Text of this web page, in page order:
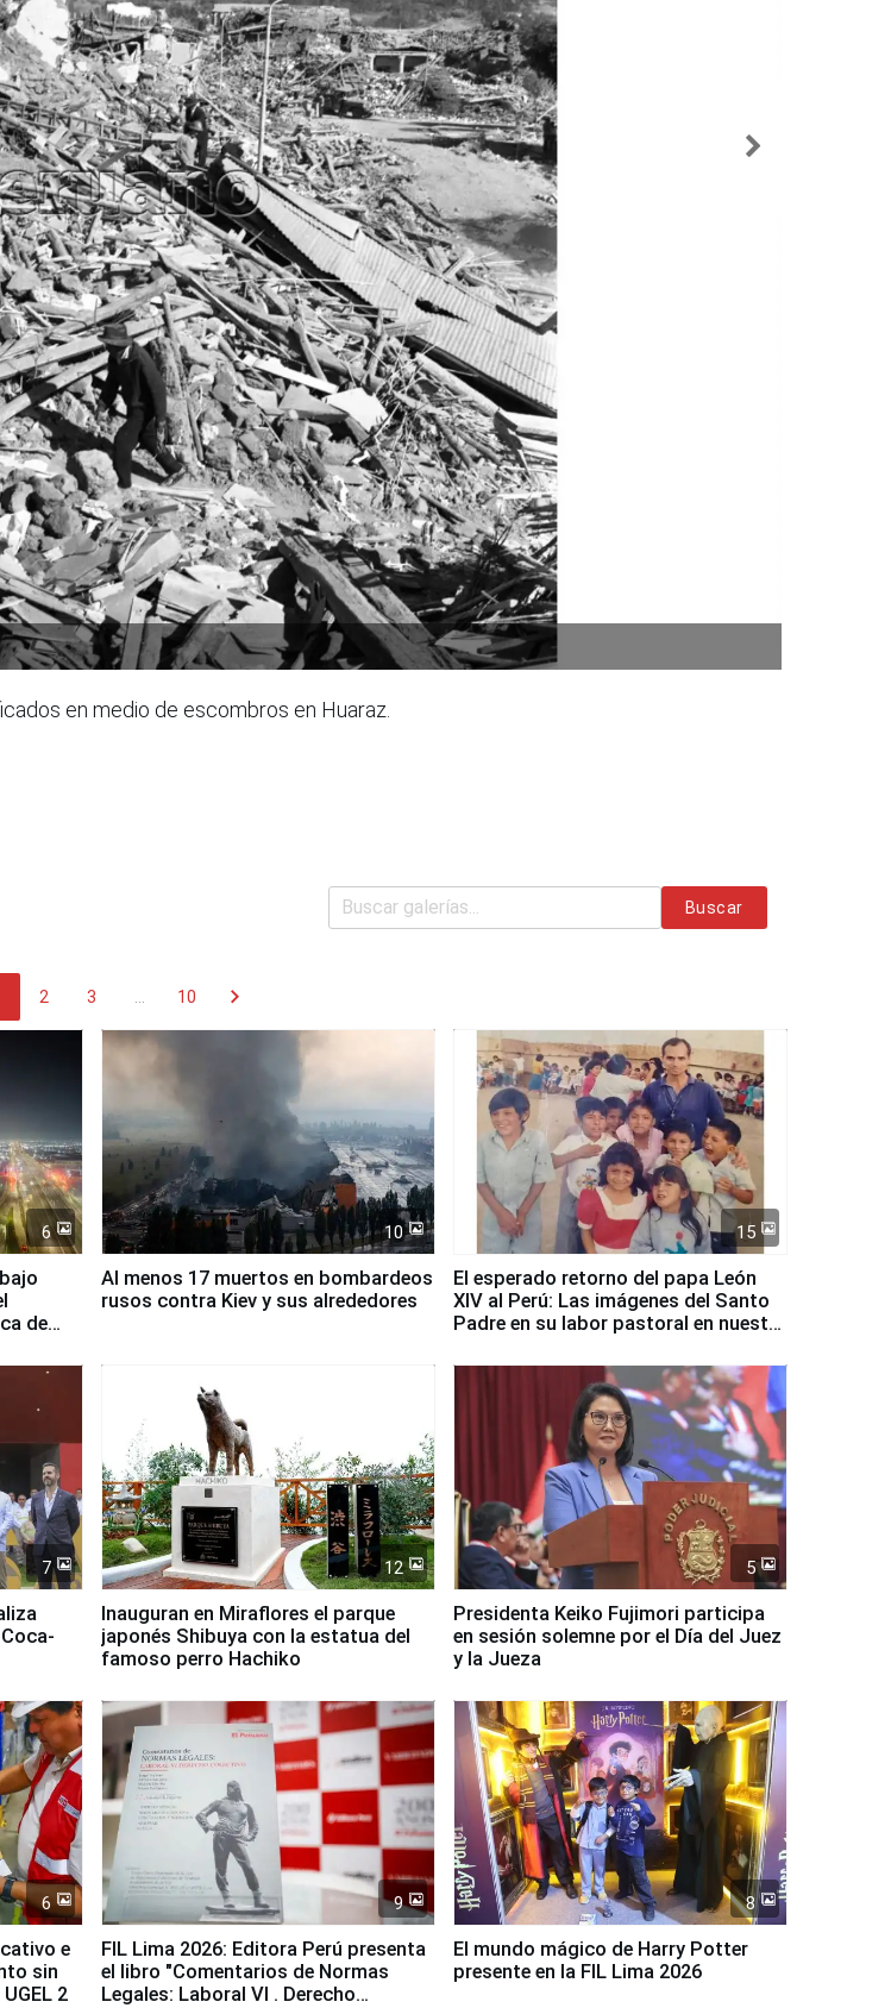
en medio de escombros en Huaraz.
Buscar
2 3 10 chevron_right
6
de
10
Al menos 17 muertos en bombardeos
rusos contra Kiev y sus alrededores
15
El esperado retorno del papa León
XIV al Perú: Las imágenes del Santo
Padre en su labor pastoral en nuestro
7 12
Inauguran en Miraflores el parque
japonés Shibuya con la estatua del
famoso perro Hachiko
5
Presidenta Keiko Fujimori participa
en sesión solemne por el Día del Juez
y la Jueza
6
e
sin
2
9
FIL Lima 2026: Editora Perú presenta
el libro "Comentarios de Normas
Legales: Laboral Vl . Derecho
8
El mundo mágico de Harry Potter
presente en la FIL Lima 2026